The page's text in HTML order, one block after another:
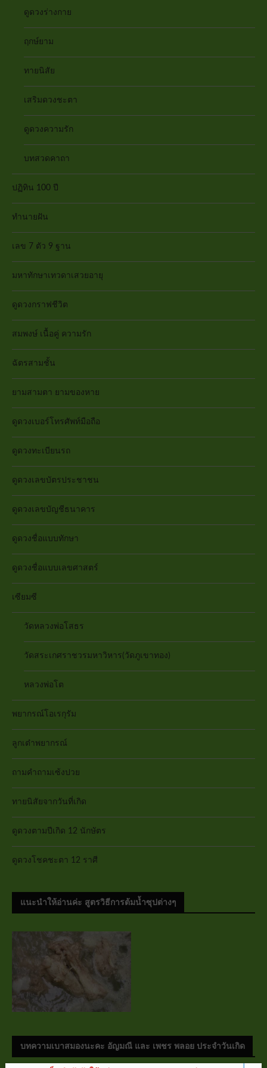
ดูดวงร่างกาย
ฤกษ์ยาม
ทายนิสัย
เสริมดวงชะตา
ดูดวงความรัก
บทสวดคาถา
ปฏิทิน 100 ปี
ทำนายฝัน
เลข 7 ตัว 9 ฐาน
มหาทักษาเทวดาเสวยอายุ
ดูดวงกราฟชีวิต
สมพงษ์ เนื้อคู่ ความรัก
ฉัตรสามชั้น
ยามสามตา ยามของหาย
ดูดวงเบอร์โทรศัพท์มือถือ
ดูดวงทะเบียนรถ
ดูดวงเลขบัตรประชาชน
ดูดวงเลขบัญชีธนาคาร
ดูดวงชื่อแบบทักษา
ดูดวงชื่อแบบเลขศาสตร์
เซียมซี
วัดหลวงพ่อโสธร
วัดสระเกศราชวรมหาวิหาร(วัดภูเขาทอง)
หลวงพ่อโต
พยากรณ์โอเรกุรัม
ลูกเต๋าพยากรณ์
ถามคำถามเซ้งปวย
ทายนิสัยจากวันที่เกิด
ดูดวงตามปีเกิด 12 นักษัตร
ดูดวงโชคชะตา 12 ราศี
แนะนำให้อ่านค่ะ สูตรวิธีการต้มน้ำซุปต่างๆ
บทความเบาสมองนะคะ อัญมณี และ เพชร พลอย ประจำวันเกิด